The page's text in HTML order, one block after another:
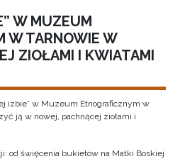
W MUZEUM
W TARNOWIE W
ZIOŁAMI I KWIATAMI
izbie” w Muzeum Etnograficznym w
ją w nowej, pachnącej ziołami i
od święcenia bukietów na Matki Boskiej